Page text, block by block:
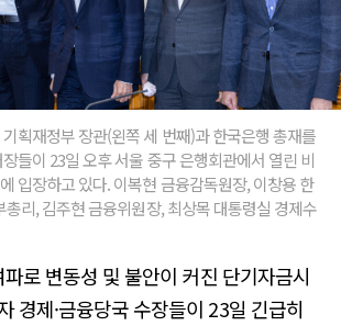
획재정부 장관(왼쪽 세 번째)과 한국은행 총재를
들이 23일 오후 서울 중구 은행회관에서 열린 비
입장하고 있다. 이복현 금융감독원장, 이창용 한
총리, 김주현 금융위원장, 최상목 대통령실 경제수
로 변동성 및 불안이 커진 단기자금시
경제·금융당국 수장들이 23일 긴급히